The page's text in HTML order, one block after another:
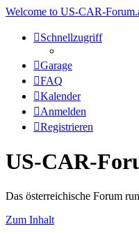
Welcome to US-CAR-
Schnellzugriff
Garage
FAQ
Kalender
Anmelden
Registrieren
US-CAR-
Das österreichische Forum
Zum Inhalt